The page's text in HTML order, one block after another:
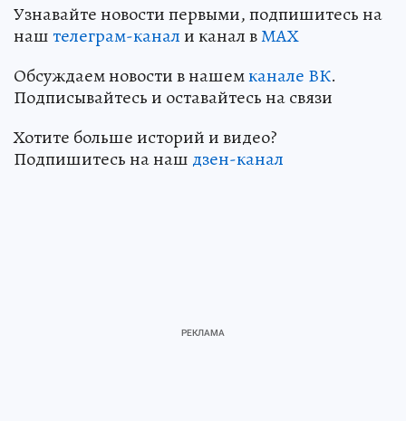
Узнавайте новости первыми, подпишитесь на
наштелеграм-канали канал вМАХ
Обсуждаем новости в нашемканале ВК.
Подписывайтесь и оставайтесь на связи
Хотите больше историй и видео?
Подпишитесь на наш дзен-канал